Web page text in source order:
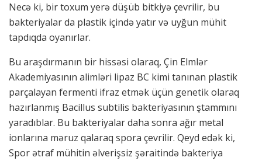
Necə ki, bir toxum yerə düşüb bitkiyə çevrilir, bu
bakteriyalar da plastik içində yatır və uyğun mühit
tapdıqda oyanırlar.
Bu araşdırmanın bir hissəsi olaraq, Çin Elmlər
Akademiyasının alimləri lipaz BC kimi tanınan plastik
parçalayan fermenti ifraz etmək üçün genetik olaraq
hazırlanmış Bacillus subtilis bakteriyasının ştammını
yaradıblar. Bu bakteriyalar daha sonra ağır metal
ionlarına məruz qalaraq spora çevrilir. Qeyd edək ki,
Spor ətraf mühitin əlverişsiz şəraitində bakteriya